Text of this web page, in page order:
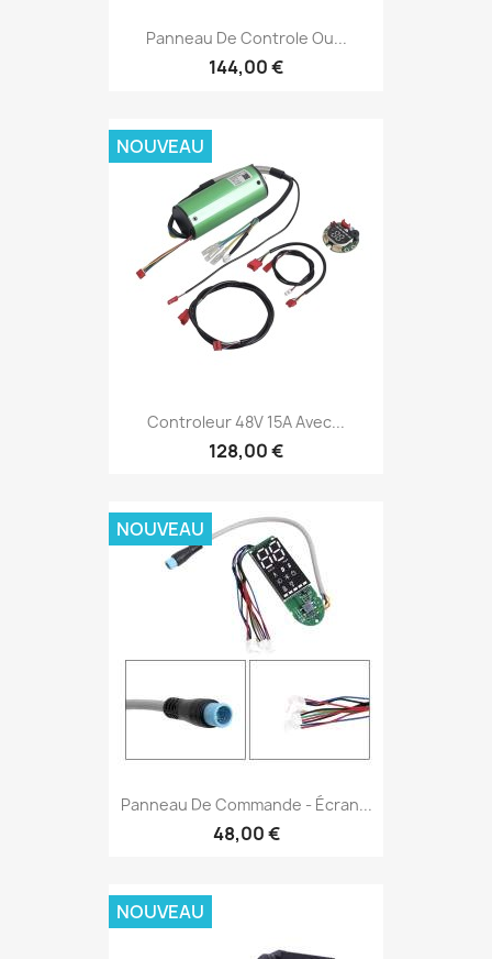
Panneau De Controle Ou...
144,00 €
Controleur 48V 15A Avec...
128,00 €
NOUVEAU
Panneau De Commande - Écran...
48,00 €
NOUVEAU
NOUVEAU